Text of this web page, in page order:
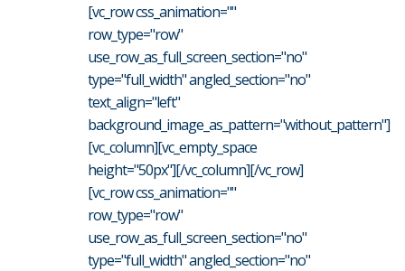
[vc_row css_animation=""
row_type="row"
use_row_as_full_screen_section="no"
type="full_width" angled_section="no"
text_align="left"
background_image_as_pattern="without_pattern"]
[vc_column][vc_empty_space
height="50px"][/vc_column][/vc_row]
[vc_row css_animation=""
row_type="row"
use_row_as_full_screen_section="no"
type="full_width" angled_section="no"